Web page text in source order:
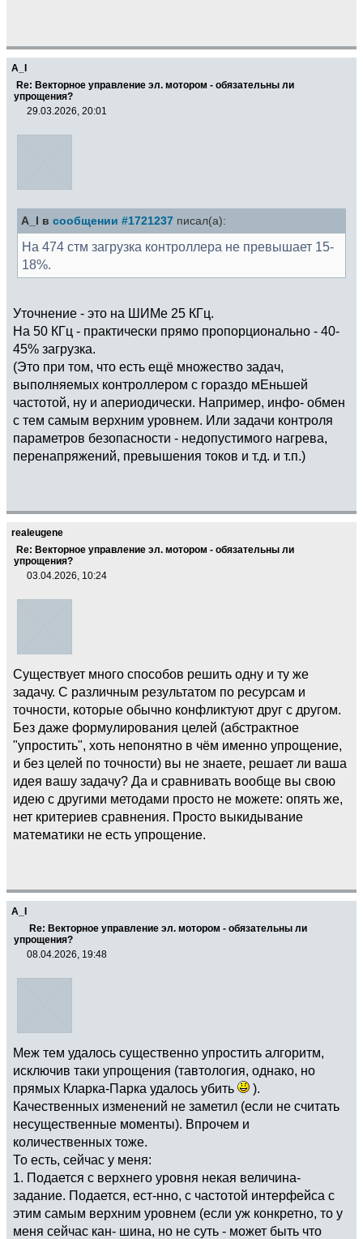
A_I
Re: Векторное управление эл. мотором - обязательны ли
упрощения?
29.03.2026, 20:01
A_I в сообщении #1721237 писал(а):
На 474 стм загрузка контроллера не превышает 15-
18%.
Уточнение - это на ШИМе 25 КГц.
На 50 КГц - практически прямо пропорционально - 40-
45% загрузка.
(Это при том, что есть ещё множество задач,
выполняемых контроллером с гораздо мЕньшей
частотой, ну и апериодически. Например, инфо- обмен
с тем самым верхним уровнем. Или задачи контроля
параметров безопасности - недопустимого нагрева,
перенапряжений, превышения токов и т.д. и т.п.)
realeugene
Re: Векторное управление эл. мотором - обязательны ли
упрощения?
03.04.2026, 10:24
Существует много способов решить одну и ту же
задачу. С различным результатом по ресурсам и
точности, которые обычно конфликтуют друг с другом.
Без даже формулирования целей (абстрактное
"упростить", хоть непонятно в чём именно упрощение,
и без целей по точности) вы не знаете, решает ли ваша
идея вашу задачу? Да и сравнивать вообще вы свою
идею с другими методами просто не можете: опять же,
нет критериев сравнения. Просто выкидывание
математики не есть упрощение.
A_I
Re: Векторное управление эл. мотором - обязательны ли
упрощения?
08.04.2026, 19:48
Меж тем удалось существенно упростить алгоритм,
исключив таки упрощения (тавтология, однако, но
прямых Кларка-Парка удалось убить
).
Качественных изменений не заметил (если не считать
несущественные моменты). Впрочем и
количественных тоже.
То есть, сейчас у меня:
1. Подается с верхнего уровня некая величина-
задание. Подается, ест-нно, с частотой интерфейса с
этим самым верхним уровнем (если уж конкретно, то у
меня сейчас кан- шина, но не суть - может быть что